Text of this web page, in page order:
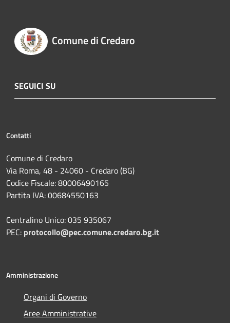
Comune di Credaro
SEGUICI SU
Contatti
Comune di Credaro
Via Roma, 48 - 24060 - Credaro (BG)
Codice Fiscale: 80006490165
Partita IVA: 00684550163
Centralino Unico: 035 935067
PEC: protocollo@pec.comune.credaro.bg.it
Amministrazione
Organi di Governo
Aree Amministrative